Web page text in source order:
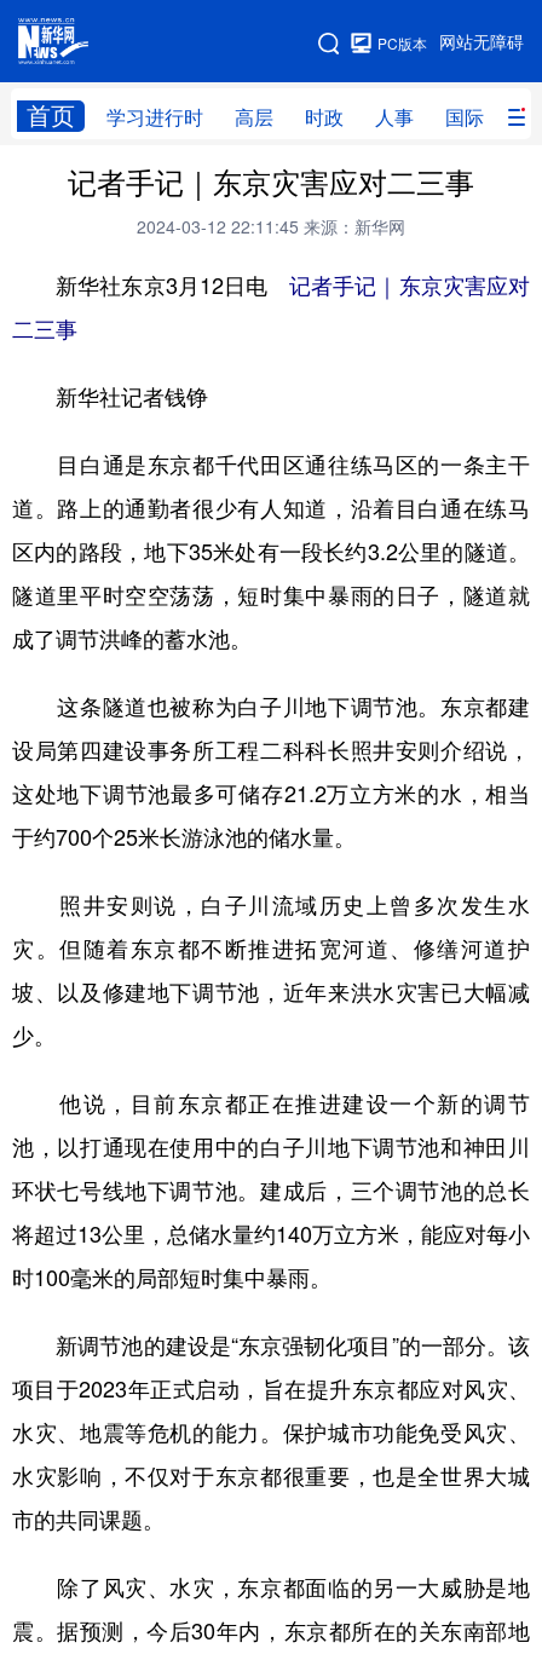
网站无障碍
PC版本
首页 学习进行时 高层 时政 人事 国际 财
网站地图
学习进行时 高层 时政 人事
财经 网评
台湾 思客智库 全球连线 教育
科技
文化 书画
学术中国 乡村振兴 银龄 溯源中国
城市 旅游
公益 一带一路 亚太网 上市公司
文化产业
河北 山西
辽宁 吉林 上海 江苏
广东 广西 海南 重庆
四川 贵州 云南 西藏
陕西 甘肃 青海 宁夏
新疆 内蒙古 黑龙江
多语种频道
English Español Français عربى
Русский язык 日本語 한국어
Deutsch
记者手记｜东京灾害应对二三事
2024-03-12 22:11:45 来源：新华网
新华社东京3月12日电记者手记｜东京灾害应对
二三事
新华社记者钱铮
目白通是东京都千代田区通往练马区的一条主干
道。路上的通勤者很少有人知道，沿着目白通在练马
区内的路段，地下35米处有一段长约3.2公里的隧道。
隧道里平时空空荡荡，短时集中暴雨的日子，隧道就
成了调节洪峰的蓄水池。
这条隧道也被称为白子川地下调节池。东京都建
设局第四建设事务所工程二科科长照井安则介绍说，
这处地下调节池最多可储存21.2万立方米的水，相当
于约700个25米长游泳池的储水量。
照井安则说，白子川流域历史上曾多次发生水
灾。但随着东京都不断推进拓宽河道、修缮河道护
坡、以及修建地下调节池，近年来洪水灾害已大幅减
少。
他说，目前东京都正在推进建设一个新的调节
池，以打通现在使用中的白子川地下调节池和神田川
环状七号线地下调节池。建成后，三个调节池的总长
将超过13公里，总储水量约140万立方米，能应对每小
时100毫米的局部短时集中暴雨。
新调节池的建设是“东京强韧化项目”的一部分。该
项目于2023年正式启动，旨在提升东京都应对风灾、
水灾、地震等危机的能力。保护城市功能免受风灾、
水灾影响，不仅对于东京都很重要，也是全世界大城
市的共同课题。
除了风灾、水灾，东京都面临的另一大威胁是地
震。据预测，今后30年内，东京都所在的关东南部地